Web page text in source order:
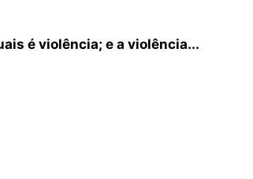
é violência; e a violência...